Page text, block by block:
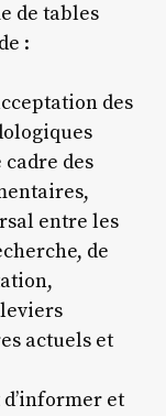
de tables
:
des
des
entre les
de
actuels et
et